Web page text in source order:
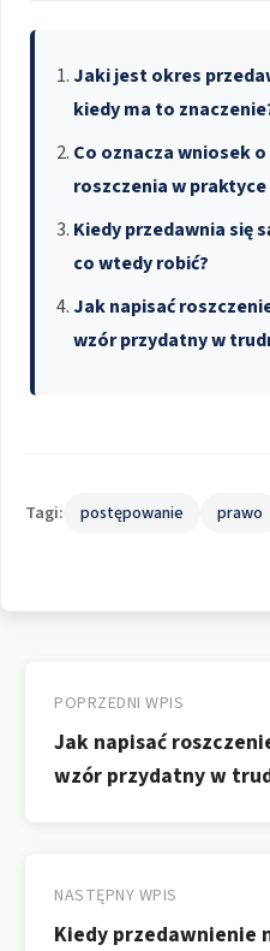
Jaki jest okres
kiedy ma to
Co oznacza wniosek
roszczenia w praktyce
Kiedy przedawnia się
co wtedy robić?
Jak napisać
wzór przydatny w
Tagi: postępowanie prawo
wpisu
POPRZEDNI WPIS
Jak napisać
wzór przydatny w
NASTĘPNY WPIS
Kiedy przedawnienie